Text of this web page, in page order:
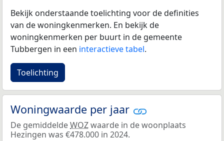
Bekijk onderstaande toelichting voor de definities
van de woningkenmerken. En bekijk de
woningkenmerken per buurt in de gemeente
Tubbergen in een interactieve tabel.
Toelichting
Woningwaarde per jaar
De gemiddeldeWOZwaarde in de woonplaats
Hezingen was €478.000 in 2024.